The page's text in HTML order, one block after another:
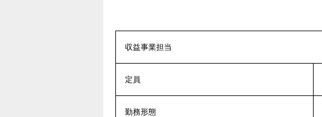
収益事業担当
定員
勤務形態